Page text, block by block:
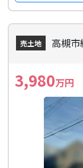
売土地 高槻市
3,980万円